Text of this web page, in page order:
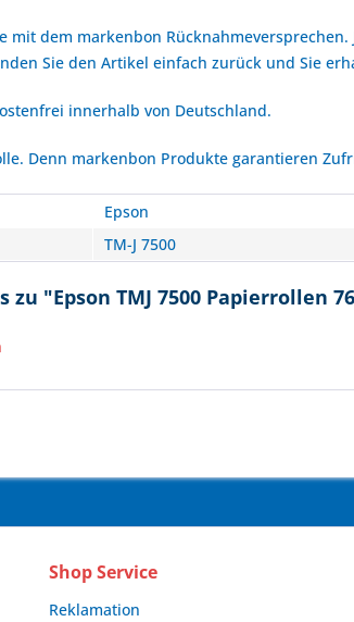
mit dem markenbon
Sie den Artikel einfach zurück und Sie
innerhalb von Deutschland.
Denn markenbon Produkte garantieren
Epson
TM-J 7500
"Epson TMJ 7500 Papierrollen
Shop Service
Reklamation